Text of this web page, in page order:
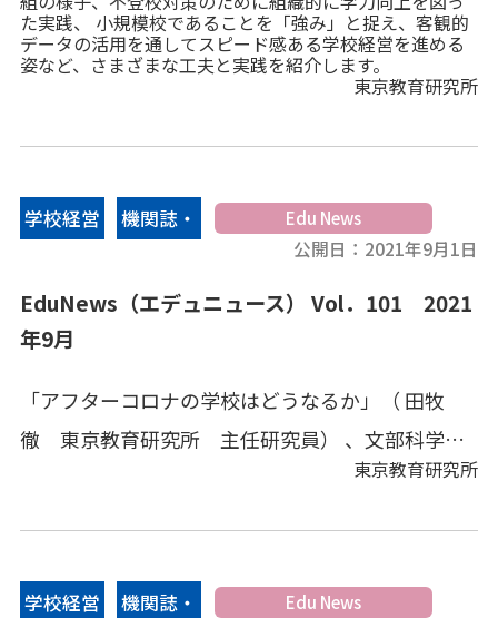
た実践、 小規模校であることを「強み」と捉え、客観的
データの活用を通してスピード感ある学校経営を進める
姿など、さまざまな工夫と実践を紹介します。
東京教育研究所
学校経営
機関誌・
Edu News
公開日： 2021年9月1日
EduNews（エデュニュース） Vol．101 2021
年9月
「アフターコロナの学校はどうなるか」（ 田牧
徹 東京教育研究所 主任研究員） 、文部科学省
情報、地方教育行政情報、その他の教育情報、教
東京教育研究所
学校経営
機関誌・
Edu News